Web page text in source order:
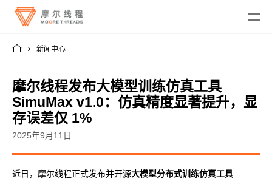
MTT KUAE
DigitalME 数字人
新闻中心
摩尔线程发布大模型训练仿真工具
SimuMax v1.0：仿真精度显著提升，显
存误差仅 1%
2025年9月11日
近日，摩尔线程正式发布并开源大模型分布式训练仿真工具